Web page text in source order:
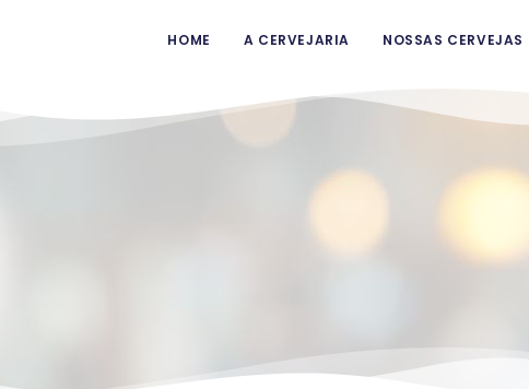
HOME A CERVEJARIA NOSSAS CERVEJAS